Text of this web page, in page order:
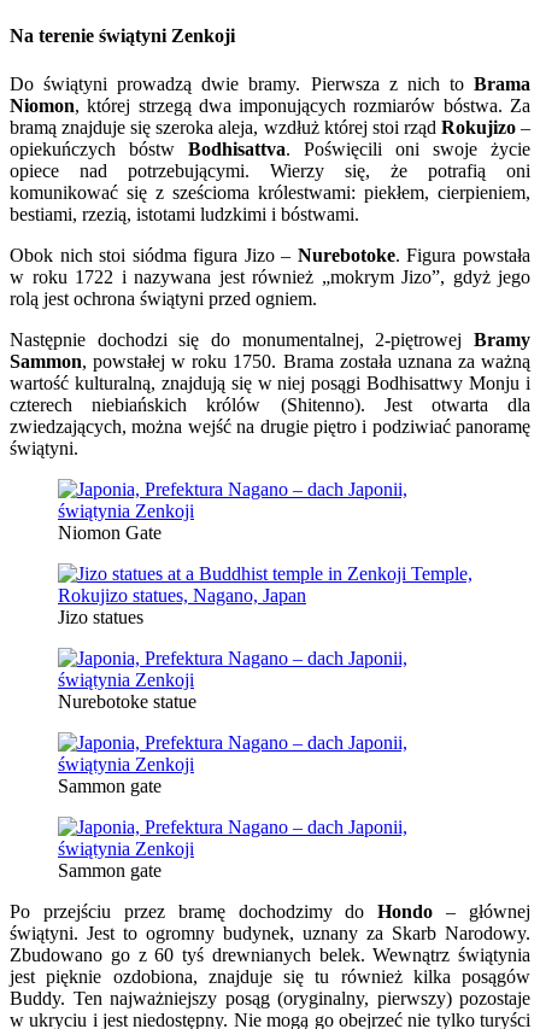
Na terenie świątyni Zenkoji
Do świątyni prowadzą dwie bramy. Pierwsza z nich to Brama
Niomon, której strzegą dwa imponujących rozmiarów bóstwa. Za
bramą znajduje się szeroka aleja, wzdłuż której stoi rząd Rokujizo–
opiekuńczych bóstw Bodhisattva. Poświęcili oni swoje życie
opiece nad potrzebującymi. Wierzy się, że potrafią oni
komunikować się z sześcioma królestwami: piekłem, cierpieniem,
bestiami, rzezią, istotami ludzkimi i bóstwami.
Obok nich stoi siódma figura Jizo – Nurebotoke. Figura powstała
w roku 1722 i nazywana jest również „mokrym Jizo”, gdyż jego
rolą jest ochrona świątyni przed ogniem.
Następnie dochodzi się do monumentalnej, 2-piętrowej Bramy
Sammon, powstałej w roku 1750. Brama została uznana za ważną
wartość kulturalną, znajdują się w niej posągi Bodhisattwy Monju i
czterech niebiańskich królów (Shitenno). Jest otwarta dla
zwiedzających, można wejść na drugie piętro i podziwiać panoramę
świątyni.
Niomon Gate
Jizo statues
Nurebotoke statue
Sammon gate
Sammon gate
Po przejściu przez bramę dochodzimy doHondo – głównej
świątyni. Jest to ogromny budynek, uznany za Skarb Narodowy.
Zbudowano go z 60 tyś drewnianych belek. Wewnątrz świątynia
jest pięknie ozdobiona, znajduje się tu również kilka posągów
Buddy. Ten najważniejszy posąg (oryginalny, pierwszy) pozostaje
w ukryciu i jest niedostępny. Nie mogą go obejrzeć nie tylko turyści